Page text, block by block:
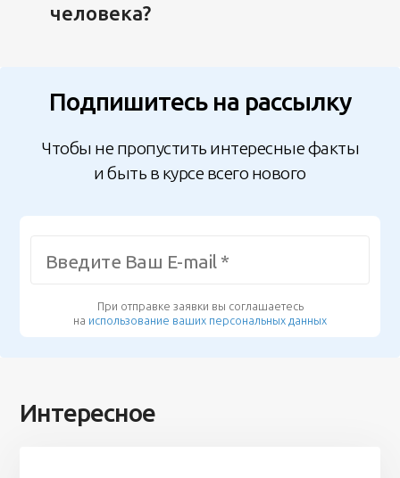
человека?
Подпишитесь на рассылку
Чтобы не пропустить интересные факты
и быть в курсе всего нового
При отправке заявки вы соглашаетесь
на использование ваших персональных данных
Интересное